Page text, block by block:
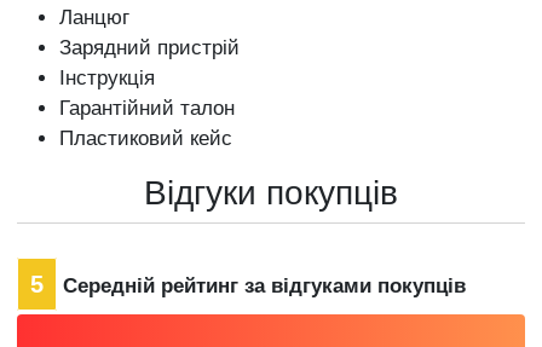
Ланцюг
Зарядний пристрій
Інструкція
Гарантійний талон
Пластиковий кейс
Відгуки покупців
5 Середній рейтинг за відгуками покупців